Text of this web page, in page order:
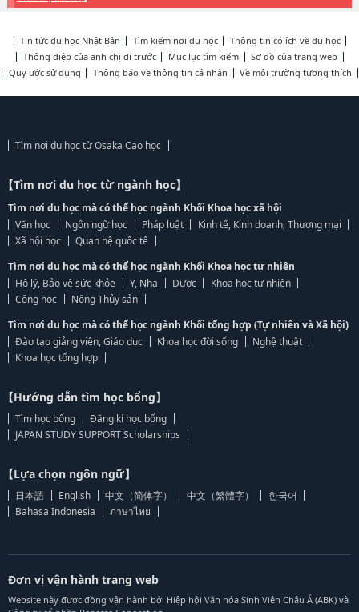
Tin tức du học Nhật Bản Tìm kiếm nơi du học
Thông tin có ích về du học
Thông điệp của anh chị đi trước
Mục lục tìm kiếm
Sơ đồ của trang web
Quy ước sử dụng
Thông báo về thông tin cá nhân Về môi trường tương thích
Tìm nơi du học từ Osaka Cao học
【Tìm nơi du học từ ngành học】
Tìm nơi du học mà có thể học ngành Khối Khoa học xã hội
Văn học
Ngôn ngữ học Pháp luật
Kinh tế, Kinh doanh, Thương mại
Xã hội học
Quan hệ quốc tế
Tìm nơi du học mà có thể học ngành Khối Khoa học tự nhiên
Hộ lý, Bảo vệ sức khỏe
Y, Nha Dược
Khoa học tự nhiên
Công học
Nông Thủy sản
Tìm nơi du học mà có thể học ngành Khối tổng hợp (Tự nhiên và Xã hội)
Đào tạo giảng viên, Giáo dục
Khoa học đời sống
Nghệ thuật
Khoa học tổng hợp
【Hướng dẫn tìm học bổng】
Tìm học bổng
Đăng kí học bổng
JAPAN STUDY SUPPORT Scholarships
【Lựa chọn ngôn ngữ】
日本語 English 中文（简体字） 中文（繁體字）
한국어
Bahasa Indonesia
ภาษาไทย
Đơn vị vận hành trang web
Website này được đồng vận hành bởi Hiệp hội Văn hóa Sinh Viên Châu Á (ABK) và